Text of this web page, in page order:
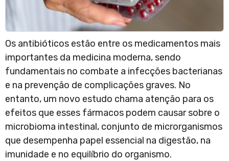
Os antibióticos estão entre os medicamentos mais
importantes da medicina moderna, sendo
fundamentais no combate a infecções bacterianas
e na prevenção de complicações graves. No
entanto, um novo estudo chama atenção para os
efeitos que esses fármacos podem causar sobre o
microbioma intestinal, conjunto de microrganismos
que desempenha papel essencial na digestão, na
imunidade e no equilíbrio do organismo.